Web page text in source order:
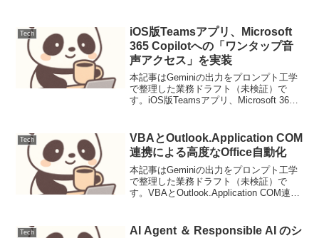
ル共有機能「Qu...
Tech
iOS版Teamsアプリ、Microsoft
365 Copilotへの「ワンタップ音
声アクセス」を実装
本記事はGeminiの出力をプロンプト工学
で整理した業務ドラフト（未検証）で
す。iOS版Teamsアプリ、Microsoft 365
ップ音声アク...
Tech
VBAとOutlook.Application COM
連携による高度なOffice自動化
本記事はGeminiの出力をプロンプト工学
で整理した業務ドラフト（未検証）で
す。VBAとOutlook.Application COM連携
Acc...
Tech
AI Agent ＆ Responsible AI のシ